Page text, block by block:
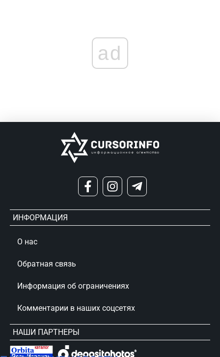
ad
ИНФОРМАЦИЯ
О нас
Обратная связь
Информация об ограничениях
Комментарии в наших соцсетях
НАШИ ПАРТНЕРЫ